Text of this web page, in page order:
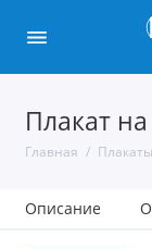
Плакат
Главная
Описание